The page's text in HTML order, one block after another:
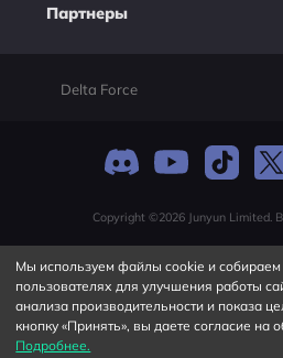
Партнеры
Delta Force
Copyright ©2026 Junyun Limited.
Мы используем файлы cookie и
пользователях для улучшения работы
анализа производительности и показа
кнопку «Принять», вы даете согласие на
Подробнее.